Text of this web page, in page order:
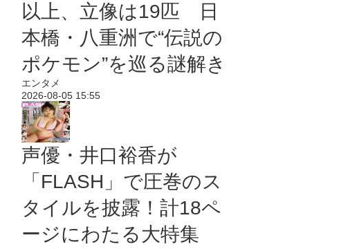
以上、立像は19匹 日
本橋・八重洲で“伝説の
ポケモン”を巡る謎解き
エンタメ
2026-08-05 15:55
声優・井口裕香が
「FLASH」で圧巻のス
タイルを披露！計18ペ
ージにわたる大特集